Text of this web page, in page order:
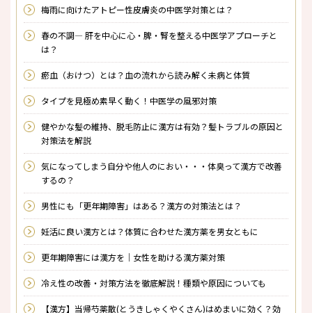
梅雨に向けたアトピー性皮膚炎の中医学対策とは？
春の不調― 肝を中心に心・脾・腎を整える中医学アプローチと
は？
瘀血（おけつ）とは？――血の流れから読み解く未病と体質
タイプを見極め素早く動く！中医学の風邪対策
健やかな髪の維持、脱毛防止に漢方は有効？髪トラブルの原因と
対策法を解説
気になってしまう自分や他人のにおい・・・体臭って漢方で改善
するの？
男性にも「更年期障害」はある？漢方の対策法とは？
妊活に良い漢方とは？体質に合わせた漢方薬を男女ともに
更年期障害には漢方を｜女性を助ける漢方薬対策
冷え性の改善・対策方法を徹底解説！種類や原因についても
【漢方】当帰芍薬散(とうきしゃくやくさん)はめまいに効く？効